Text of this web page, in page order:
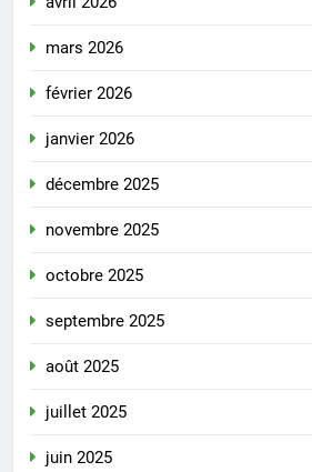
mars 2026
février 2026
janvier 2026
décembre 2025
novembre 2025
octobre 2025
septembre 2025
août 2025
juillet 2025
juin 2025